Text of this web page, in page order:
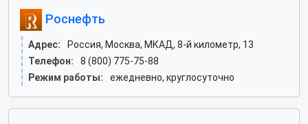
Роснефть
Адрес:
Россия, Москва, МКАД, 8-й километр, 13
Телефон:
8 (800) 775-75-88
Режим работы:
ежедневно, круглосуточно